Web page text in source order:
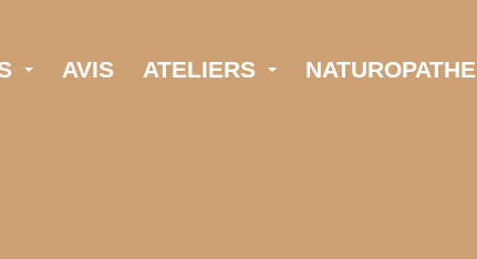
AVIS ATELIERS NATUROPATHE